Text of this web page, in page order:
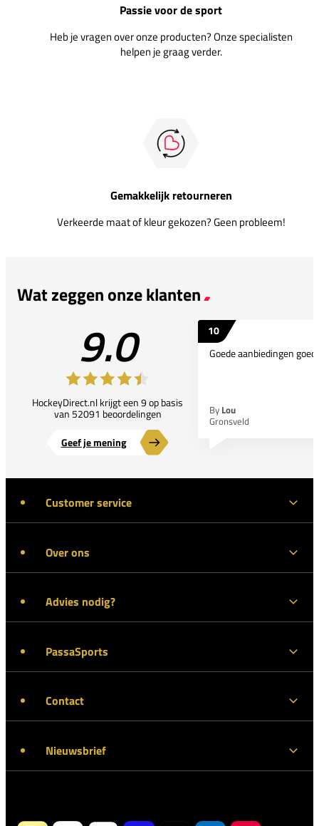
Passie voor de sport
Heb je vragen over onze producten? Onze specialisten
helpen je graag verder.
Gemakkelijk retourneren
Verkeerde maat of kleur gekozen? Geen probleem!
Wat zeggen onze klanten
9.0
HockeyDirect.nl krijgt een 9 op basis
van 52091 beoordelingen
Geef je mening
10
Goede aanbiedingen
By Lou
Gronsveld
Customer service
Over ons
Advies nodig?
PassaSports
Contact
Nieuwsbrief